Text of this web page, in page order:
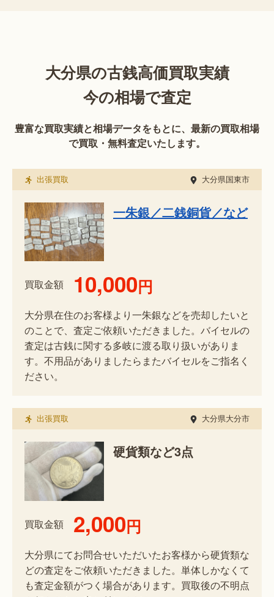
大分県の古銭高価買取実績
今の相場で査定
豊富な買取実績と相場データをもとに、最新の買取相場
で買取・無料査定いたします。
出張買取 大分県国東市
一朱銀／二銭銅貨／など
買取金額 10,000円
大分県在住のお客様より一朱銀などを売却したいと
のことで、査定ご依頼いただきました。バイセルの
査定は古銭に関する多岐に渡る取り扱いがありま
す。不用品がありましたらまたバイセルをご指名く
ださい。
出張買取 大分県大分市
硬貨類など3点
買取金額 2,000円
大分県にてお問合せいただいたお客様から硬貨類な
どの査定をご依頼いただきました。単体しかなくて
も査定金額がつく場合があります。買取後の不明点